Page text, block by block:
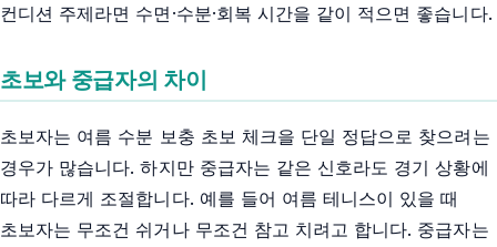
컨디션 주제라면 수면·수분·회복 시간을 같이 적으면 좋습니다.
초보와 중급자의 차이
초보자는 여름 수분 보충 초보 체크을 단일 정답으로 찾으려는
경우가 많습니다. 하지만 중급자는 같은 신호라도 경기 상황에
따라 다르게 조절합니다. 예를 들어 여름 테니스이 있을 때
초보자는 무조건 쉬거나 무조건 참고 치려고 합니다. 중급자는